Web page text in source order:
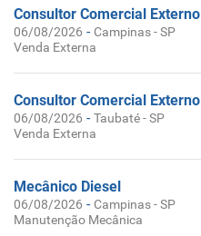
Consultor Comercial Externo
06/08/2026 - Campinas - SP
Venda Externa
Consultor Comercial Externo
06/08/2026 -Taubaté - SP
Venda Externa
Mecânico Diesel
06/08/2026 - Campinas - SP
Manutenção Mecânica